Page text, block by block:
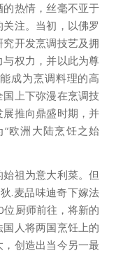
热情，丝毫不亚于
注。当初，以佛罗
开发烹调技艺及拥
权力，并以此为尊
成为烹调料理的高
上下弥漫在烹调技
推向鼎盛时期，并
欧洲大陆烹饪之始
祖为意大利菜。但
.麦品味迪奇下嫁法
厨师前往，将新的
人将两国烹饪上的
创造出当今另一最